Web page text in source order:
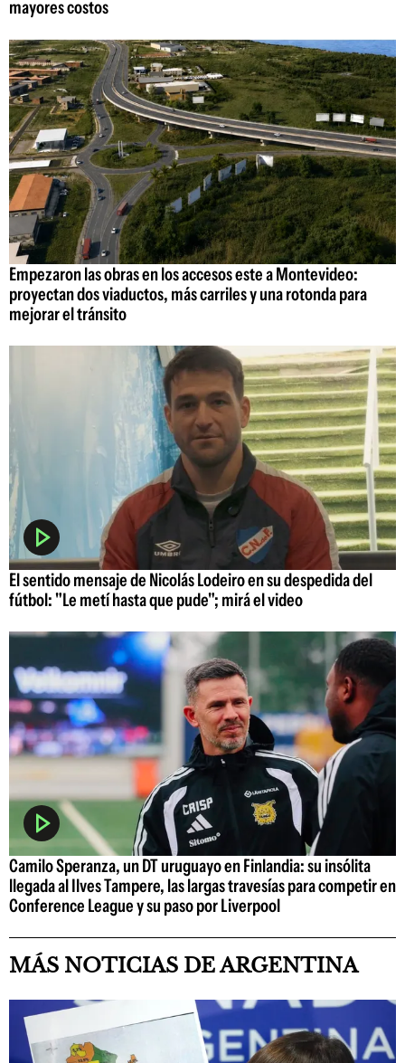
mayores costos
Empezaron las obras en los accesos este a Montevideo:
proyectan dos viaductos, más carriles y una rotonda para
mejorar el tránsito
El sentido mensaje de Nicolás Lodeiro en su despedida del
fútbol: "Le metí hasta que pude"; mirá el video
Camilo Speranza, un DT uruguayo en Finlandia: su insólita
llegada al Ilves Tampere, las largas travesías para competir en
Conference League y su paso por Liverpool
MÁS NOTICIAS DE ARGENTINA